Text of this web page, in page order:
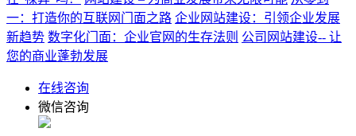
一：打造你的互联网门面之路 企业网站建设：引领企业发展
新趋势 数字化门面：企业官网的生存法则 公司网站建设-- 让
您的商业蓬勃发展
在线咨询
微信咨询